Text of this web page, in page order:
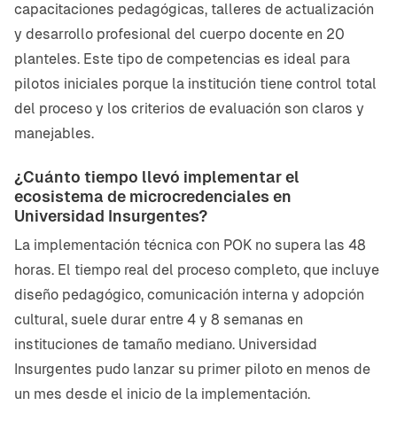
capacitaciones pedagógicas, talleres de actualización
y desarrollo profesional del cuerpo docente en 20
planteles. Este tipo de competencias es ideal para
pilotos iniciales porque la institución tiene control total
del proceso y los criterios de evaluación son claros y
manejables.
¿Cuánto tiempo llevó implementar el
ecosistema de microcredenciales en
Universidad Insurgentes?
La implementación técnica con POK no supera las 48
horas. El tiempo real del proceso completo, que incluye
diseño pedagógico, comunicación interna y adopción
cultural, suele durar entre 4 y 8 semanas en
instituciones de tamaño mediano. Universidad
Insurgentes pudo lanzar su primer piloto en menos de
un mes desde el inicio de la implementación.